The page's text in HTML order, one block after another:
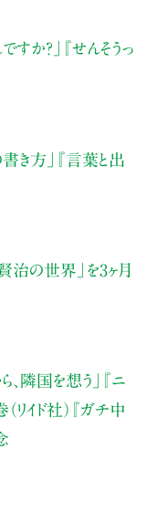
すか？」
『せんそうっ
き方」
『言葉と出
治の世界」を3ヶ月
、隣国を想う」
『ニ
リイド社）
『ガチ中